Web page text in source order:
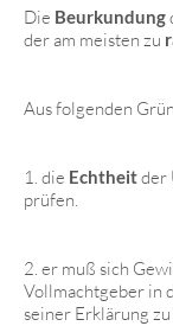
Die Beurkundung
der am meisten zu
Aus folgenden
1. die Echtheitder
prüfen.
2. er muß sich
Vollmachtgeber in
seiner Erklärung